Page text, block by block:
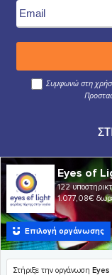
Συμφωνώ στη